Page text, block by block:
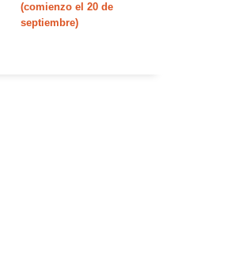
(comienzo el 20 de
septiembre)